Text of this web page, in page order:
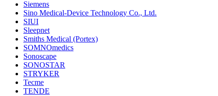
Siemens
Sino Medical-Device Technology Co., Ltd.
SIUI
Sleepnet
Smiths Medical (Portex)
SOMNOmedics
Sonoscape
SONOSTAR
STRYKER
Tecme
TENDE